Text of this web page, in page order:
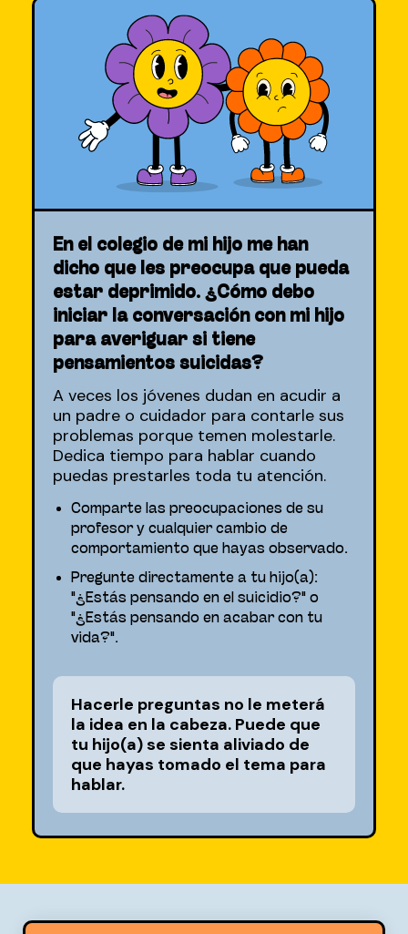
En el colegio de mi hijo me han
dicho que les preocupa que pueda
estar deprimido. ¿Cómo debo
iniciar la conversación con mi hijo
para averiguar si tiene
pensamientos suicidas?
A veces los jóvenes dudan en acudir a
un padre o cuidador para contarle sus
problemas porque temen molestarle.
Dedica tiempo para hablar cuando
puedas prestarles toda tu atención.
Comparte las preocupaciones de su
profesor y cualquier cambio de
comportamiento que hayas observado.
Pregunte directamente a tu hijo(a):
"¿Estás pensando en el suicidio?" o
"¿Estás pensando en acabar con tu
vida?".
Hacerle preguntas no le meterá
la idea en la cabeza. Puede que
tu hijo(a) se sienta aliviado de
que hayas tomado el tema para
hablar.